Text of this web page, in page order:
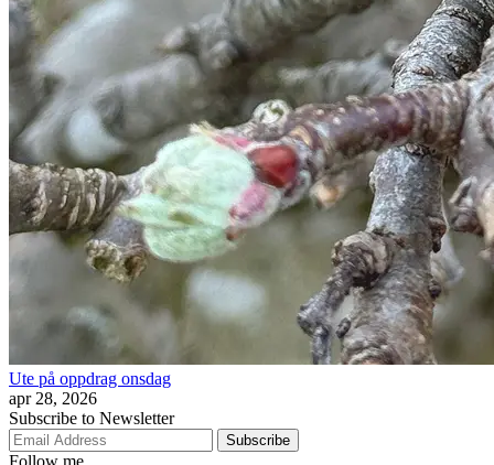
Ute på oppdrag onsdag
apr 28, 2026
Subscribe to Newsletter
Subscribe
Follow me